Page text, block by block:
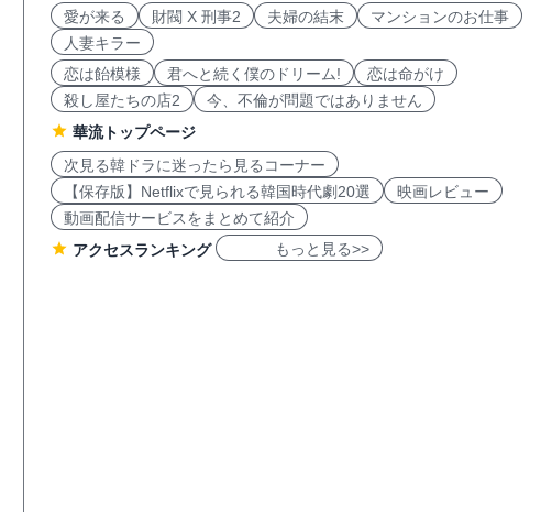
愛が来る
財閥 X 刑事2 夫婦の結末
マンションのお仕事
人妻キラー
恋は飴模様
君へと続く僕のドリーム!
恋は命がけ
殺し屋たちの店2
今、不倫が問題ではありません
華流トップページ
次見る韓ドラに迷ったら見るコーナー
【保存版】Netflixで見られる韓国時代劇20選
映画レビュー
動画配信サービスをまとめて紹介
アクセスランキング
もっと見る>>